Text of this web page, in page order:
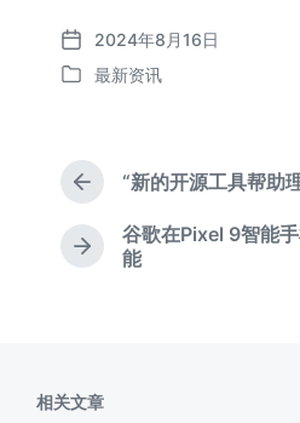
发
布
2024年8月16日
发
最新资讯
上
文
章
“新的开源工具帮助
下
谷歌在Pixel 9智能
能
相关文章